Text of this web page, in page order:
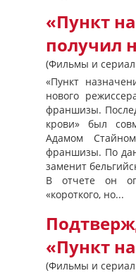
«Пункт
получил
(Фильмы и
«Пункт
нового
франшизы.
крови» был
Адамом
франшизы. По
заменит
В отчете он
«короткого, но...
«Пункт
(Фильмы и